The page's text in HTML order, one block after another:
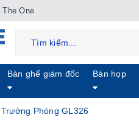
One
Bàn ghế giám đốc Bàn họp
Phòng GL326